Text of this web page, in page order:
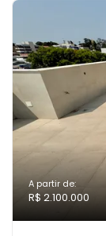
A partir de:
R$ 2.100.000